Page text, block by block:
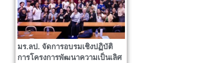
มร.ลป. จัดการอบรมเชิงปฏิบัติ
การโครงการพัฒนาความเป็นเลิศ